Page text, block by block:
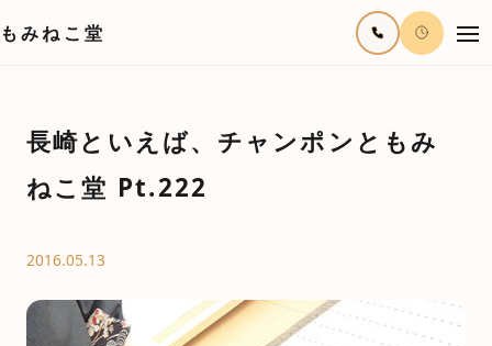
もみねこ堂
長崎といえば、チャンポンともみ
ねこ堂 Pt.222
2016.05.13